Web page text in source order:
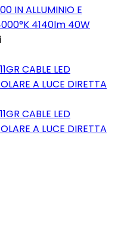
IN ALLUMINIO E
4140lm 40W